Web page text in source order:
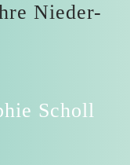
Nieder-
Scholl